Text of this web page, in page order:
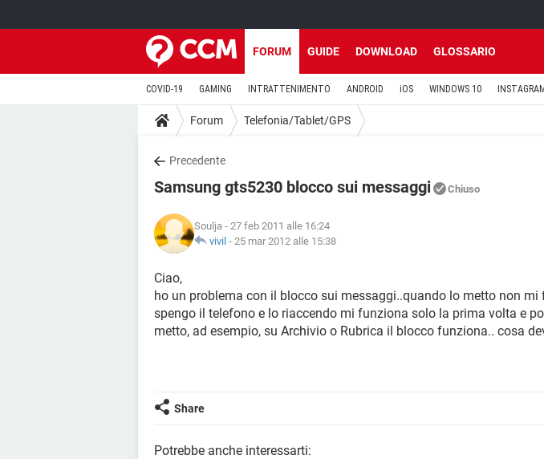
FORUM GUIDE DOWNLOAD GLOSSARIO
COVID-19 GAMING INTRATTENIMENTO ANDROID iOS WINDOWS 10 INSTAGRAM
Forum Telefonia/Tablet/GPS
Precedente
Samsung gts5230 blocco sui messaggi Chiuso
Soulja - 27 feb 2011 alle 16:24
vivil - 25 mar 2012 alle 15:38
Ciao,
ho un problema con il blocco sui messaggi..quando lo metto non mi
spengo il telefono e lo riaccendo mi funziona solo la prima volta e
metto, ad esempio, su Archivio o Rubrica il blocco funziona.. cosa
Share
Potrebbe anche interessarti: